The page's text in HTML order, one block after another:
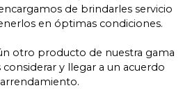
de brindarles servicio
en óptimas condiciones.
otro producto de nuestra gama
y llegar a un acuerdo